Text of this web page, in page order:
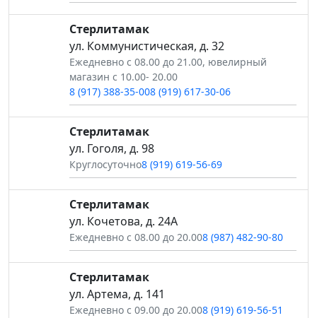
Стерлитамак
ул. Коммунистическая, д. 32
Ежедневно с 08.00 до 21.00, ювелирный
магазин с 10.00- 20.00
8 (917) 388-35-008 (919) 617-30-06
Стерлитамак
ул. Гоголя, д. 98
Круглосуточно8 (919) 619-56-69
Стерлитамак
ул. Кочетова, д. 24А
Ежедневно с 08.00 до 20.008 (987) 482-90-80
Стерлитамак
ул. Артема, д. 141
Ежедневно с 09.00 до 20.008 (919) 619-56-51